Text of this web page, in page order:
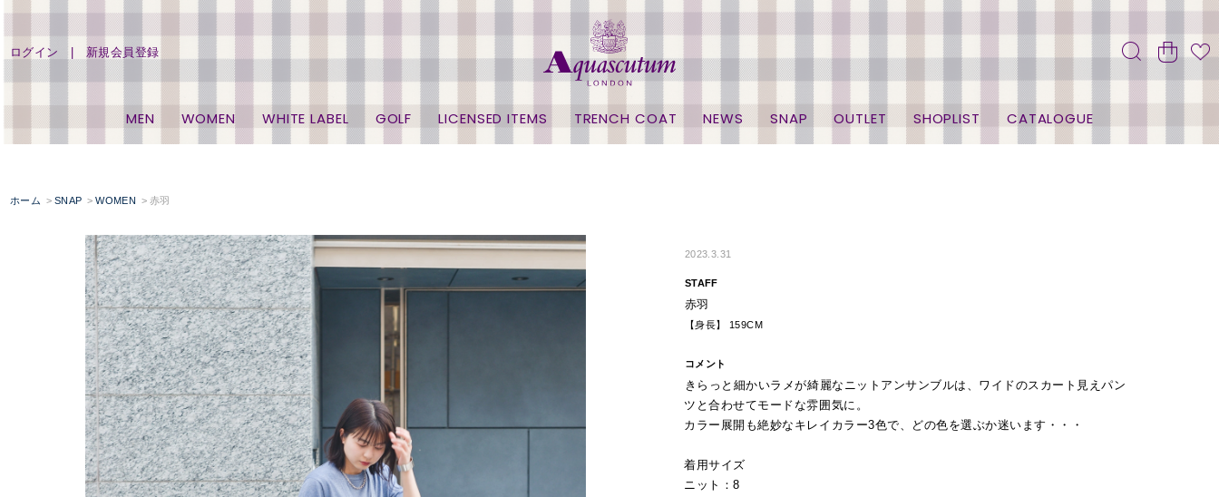
ログイン 新規会員登録
MEN WOMEN WHITE LABEL GOLF LICENSED ITEMS TRENCH COAT NEWS SNAP OUTLET SHOPLIST CATALOGUE
ホーム SNAP WOMEN 赤羽
2023.3.31
STAFF
赤羽
【身長】 159CM
コメント
きらっと細かいラメが綺麗なニットアンサンブルは、ワイドのスカート見えパン
ツと合わせてモードな雰囲気に。
カラー展開も絶妙なキレイカラー3色で、どの色を選ぶか迷います・・・
着用サイズ
ニット：8